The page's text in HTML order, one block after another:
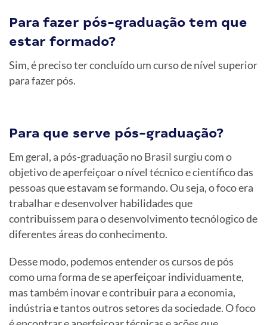
Para fazer pós-graduação tem que
estar formado?
Sim, é preciso ter concluído um curso de nível superior
para fazer pós.
Para que serve pós-graduação?
Em geral, a pós-graduação no Brasil surgiu com o
objetivo de aperfeiçoar o nível técnico e científico das
pessoas que estavam se formando. Ou seja, o foco era
trabalhar e desenvolver habilidades que
contribuissem para o desenvolvimento tecnólogico de
diferentes áreas do conhecimento.
Desse modo, podemos entender os cursos de pós
como uma forma de se aperfeiçoar individuamente,
mas também inovar e contribuir para a economia,
indústria e tantos outros setores da sociedade. O foco